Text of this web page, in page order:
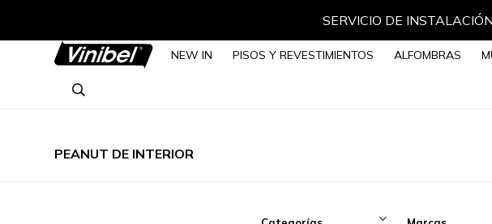
SERVICIO DE
NEW IN PISOS Y REVESTIMIENTOS ALFOMBRAS
PEANUT DE INTERIOR